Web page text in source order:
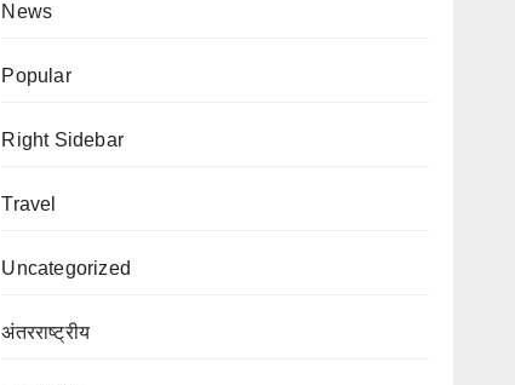
News
Popular
Right Sidebar
Travel
Uncategorized
अंतरराष्ट्रीय